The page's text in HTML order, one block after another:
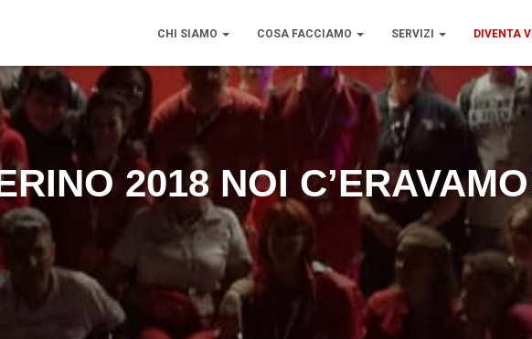
CHI SIAMO COSA FACCIAMO SERVIZI DIVENTA
2018 NOI